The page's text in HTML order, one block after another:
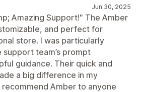
Jun 30, 2025
Amazing Support!" The Amber
and perfect for
store. I was particularly
team’s prompt
guidance. Their quick and
a big difference in my
Amber to anyone